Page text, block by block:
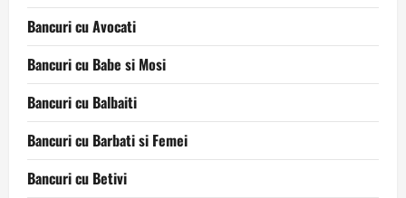
Bancuri cu Avocati
Bancuri cu Babe si Mosi
Bancuri cu Balbaiti
Bancuri cu Barbati si Femei
Bancuri cu Betivi